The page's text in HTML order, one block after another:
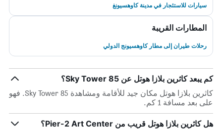
سيارات للاستئجار في مدينة كاوهسيونغ
المطارات القريبة
رحلات طيران إلى مطار كاوهسيونج الدولي
كم يبعد كاثرين بلازا هوتل عن 85 Sky Tower؟
كاثرين بلازا هوتل مكان جيد للأقامة ومشاهدة 85 Sky Tower. فهو
على بعد مسافة 1 كم.
هل كاثرين بلازا هوتل قريب من Pier-2 Art Center؟